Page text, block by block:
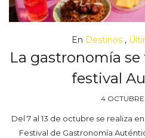
En Destinos,
La gastronomía
festival
4
Del 7 al 13 de octubre se realiza
Festival de Gastronomía